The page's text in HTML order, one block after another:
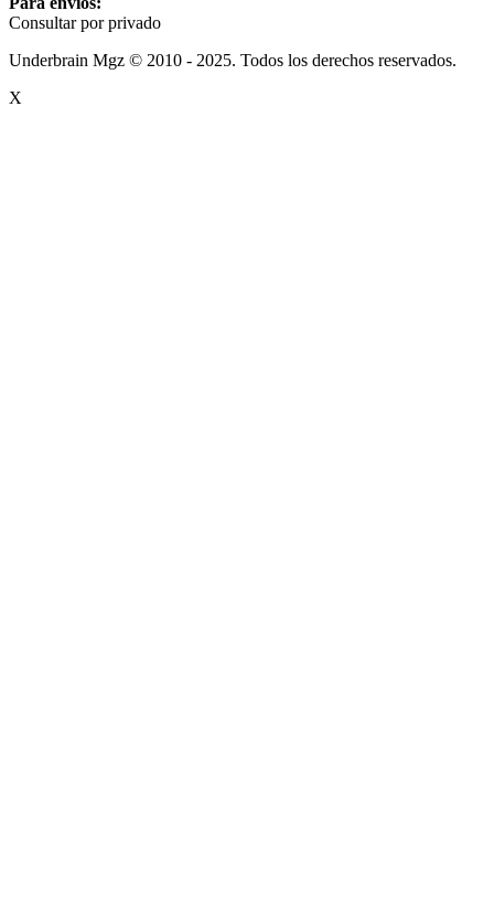
Consultar por privado
Underbrain Mgz © 2010 - 2025. Todos los derechos reservados.
X